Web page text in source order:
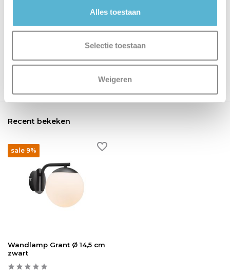
Alles toestaan
Selectie toestaan
Weigeren
0/5 Based on 0 reviews
Er zijn nog geen reviews geschreven over dit product..
Recent bekeken
sale 9%
Wandlamp Grant Ø 14,5 cm
zwart